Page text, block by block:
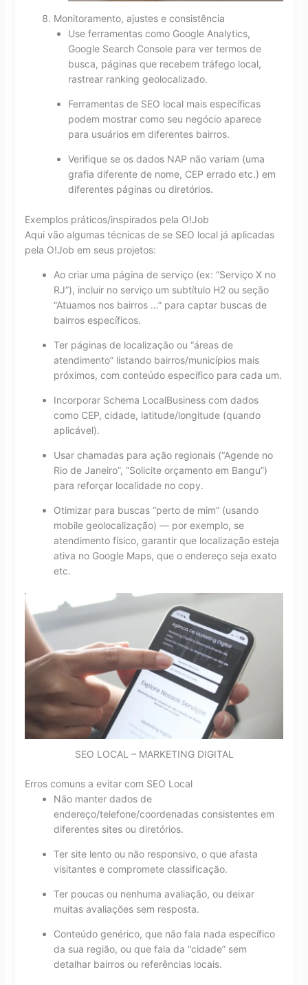
Monitoramento, ajustes e consistência
Use ferramentas como Google Analytics,
Google Search Console para ver termos de
busca, páginas que recebem tráfego local,
rastrear ranking geolocalizado.
Ferramentas de SEO local mais específicas
podem mostrar como seu negócio aparece
para usuários em diferentes bairros.
Verifique se os dados NAP não variam (uma
grafia diferente de nome, CEP errado etc.) em
diferentes páginas ou diretórios.
Exemplos práticos/inspirados pela O!Job
Aqui vão algumas técnicas de se SEO local já aplicadas
pela O!Job em seus projetos:
Ao criar uma página de serviço (ex: “Serviço X no
RJ”), incluir no serviço um subtítulo H2 ou seção
“Atuamos nos bairros …” para captar buscas de
bairros específicos.
Ter páginas de localização ou “áreas de
atendimento” listando bairros/municípios mais
próximos, com conteúdo específico para cada um.
Incorporar Schema LocalBusiness com dados
como CEP, cidade, latitude/longitude (quando
aplicável).
Usar chamadas para ação regionais (“Agende no
Rio de Janeiro”, “Solicite orçamento em Bangu”)
para reforçar localidade no copy.
Otimizar para buscas “perto de mim” (usando
mobile geolocalização) — por exemplo, se
atendimento físico, garantir que localização esteja
ativa no Google Maps, que o endereço seja exato
etc.
SEO LOCAL – MARKETING DIGITAL
Erros comuns a evitar com SEO Local
Não manter dados de
endereço/telefone/coordenadas consistentes em
diferentes sites ou diretórios.
Ter site lento ou não responsivo, o que afasta
visitantes e compromete classificação.
Ter poucas ou nenhuma avaliação, ou deixar
muitas avaliações sem resposta.
Conteúdo genérico, que não fala nada específico
da sua região, ou que fala da “cidade” sem
detalhar bairros ou referências locais.